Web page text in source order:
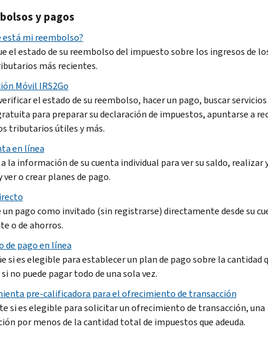
y pagos
está mi reembolso?
el estado de su reembolso del impuesto sobre los ingresos de
más recientes.
Móvil IRS2Go
el estado de su reembolso, hacer un pago, buscar servicios
para preparar su declaración de impuestos, apuntarse a
tributarios útiles y más.
en línea
a la información de su cuenta individual para ver su saldo, realizar
ver o crear planes de pago.
un pago como invitado (sin registrarse) directamente desde su
o de ahorros.
de pago en línea
si es elegible para establecer un plan de pago sobre la cantidad
si no puede pagar todo de una sola vez.
pre-calificadora para el ofrecimiento de transacción
si es elegible para solicitar un ofrecimiento de transacción, una
por menos de la cantidad total de impuestos que adeuda.